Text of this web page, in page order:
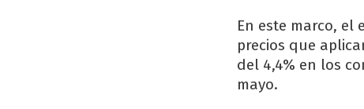
En este marco, el
precios que
del 4,4% en los
mayo.